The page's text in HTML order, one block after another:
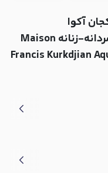
آکوا
یونیورسالیس فورته ادوپرفیوم مردانه-زنانه Maison
Francis Kurkdjian